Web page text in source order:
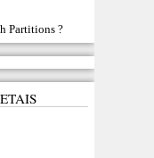
Partitions ?